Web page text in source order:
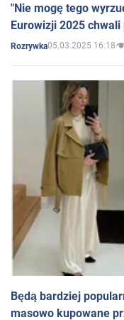
"Nie mogę tego
Eurowizji 2025
Rozrywka05.03.2025 16:18
Będą bardziej
masowo kupowane